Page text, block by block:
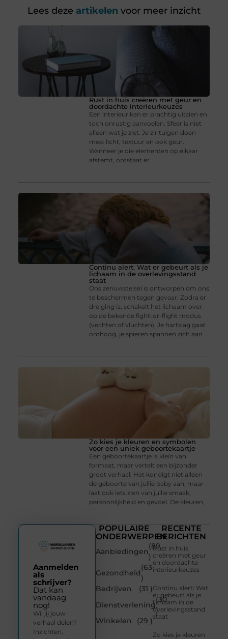
Lees deze artikelen voor meer inzicht
Rust in huis creëren met geur en
doordachte interieurkeuzes
Een interieur kan er prachtig uitzien en
toch onrustig aanvoelen. Sfeer is niet
alleen wat je ziet. Je zintuigen doen
mee: licht, textuur en ook geur.
Wanneer je die elementen op elkaar
afstemt, ontstaat er
Continu alert: Wat er gebeurt als je
lichaam in de overlevingsstand
staat
Ons zenuwstelsel is ontworpen om ons
te beschermen tegen gevaar. Zodra er
dreiging is, schakelt het lichaam over
op de bekende fight-or-flight modus
(vechten of vluchten). Je hartslag gaat
omhoog, je spieren spannen zich aan
Zo kies je kleuren en symbolen
voor een uniek geboortekaartje
Een geboortekaartje is klein van
formaat, maar vertelt een bijzonder
groot verhaal. Het kondigt niet alleen
de geboorte van jullie baby aan, maar
laat ook iets zien van jullie smaak,
persoonlijkheid en gevoel. De kleuren,
POPULAIRE
ONDERWERPEN
Aanbiedingen
(89
)
Gezondheid
(63
)
Bedrijven
(31 )
Dienstverlening
(30
)
Winkelen
(29 )
RECENTE
BERICHTEN
Rust in huis
creëren met geur
en doordachte
interieurkeuzes
Continu alert: Wat
er gebeurt als je
lichaam in de
overlevingsstand
staat
Zo kies je kleuren
Aanmelden
als
schrijver?
Dat kan
vandaag
nog!
Wil jij jouw
verhaal delen?
Inzichten,